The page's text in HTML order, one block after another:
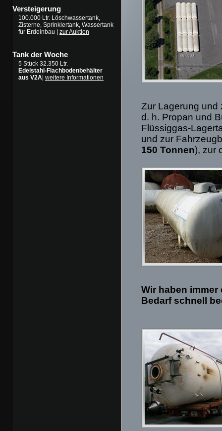
Versteigerung
100.000 Ltr. Löschwassertank,
Zisterne, Sprinklertank, Wassertank
für Erdeinbau | zur Auktion
Tank der Woche
5 Stück 32.350 Ltr.
Edelstahl-Flachbodenbehälter
aus V2A weitere Informationen
Zur Lagerung
d. h. Propan und
Flüssiggas-
und zur
150 Tonnen), zur
Wir haben immer
Bedarf schnell